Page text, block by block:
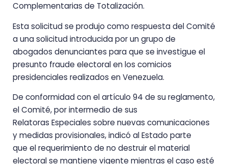
Complementarias de Totalización.
Esta solicitud se produjo como respuesta del Comité
a una solicitud introducida por un grupo de
abogados denunciantes para que se investigue el
presunto fraude electoral en los comicios
presidenciales realizados en Venezuela.
De conformidad con el artículo 94 de su reglamento,
el Comité, por intermedio de sus
Relatoras Especiales sobre nuevas comunicaciones
y medidas provisionales, indicó al Estado parte
que el requerimiento de no destruir el material
electoral se mantiene vigente mientras el caso esté